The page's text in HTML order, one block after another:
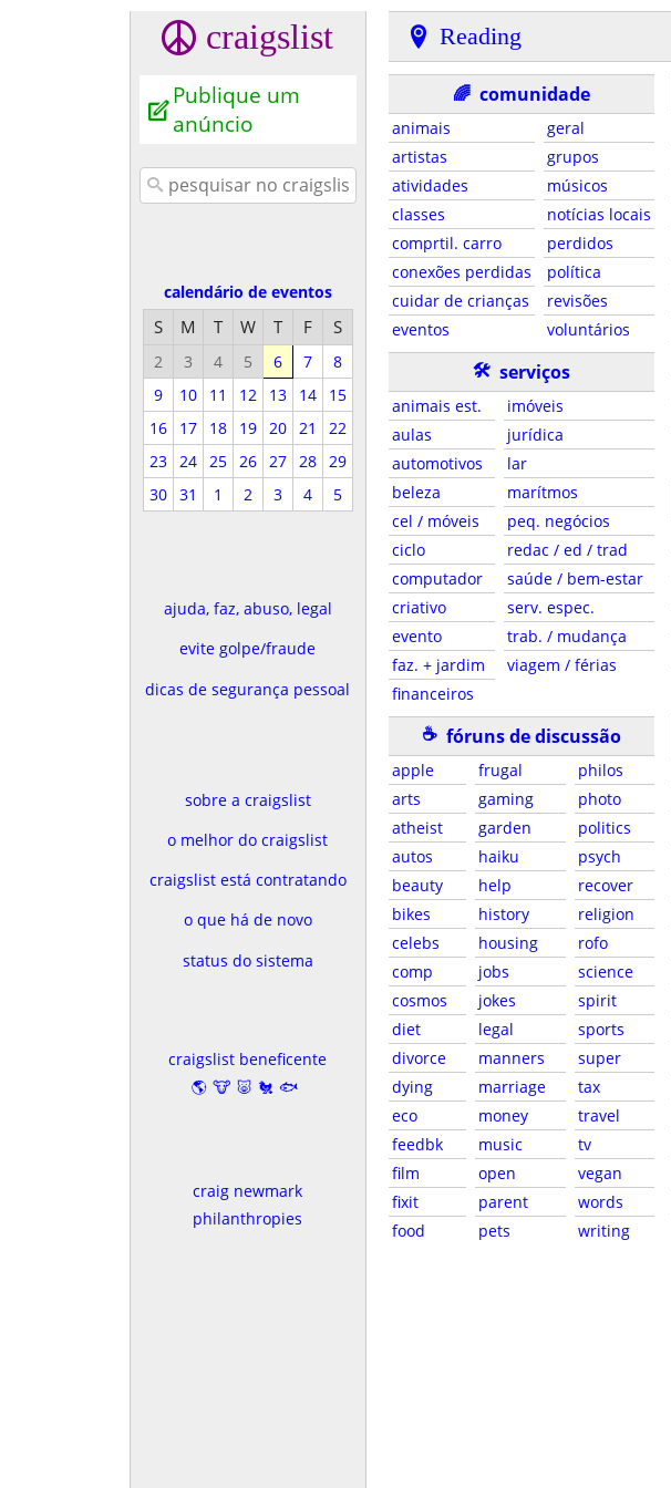
craigslist
Publique um
anúncio
calendário de eventos
S M T W T F S
2 3 4 5 6 7
8
9
10 11 12 13 14
15
16
17 18 19 20 21
22
23
24 25 26 27 28
29
30
31 1 2 3 4 5
ajuda, faz, abuso, legal
evite golpe/fraude
dicas de segurança pessoal
sobre a craigslist
o melhor do craigslist
craigslist está contratando
o que há de novo
status do sistema
craigslist beneficente
🌎🐮🐷🐔🐟
craig newmark
philanthropies
Reading
🌈 comunidade
animais
artistas
atividades
classes
comprtil. carro
conexões perdidas
cuidar de crianças
eventos
geral
grupos
músicos
notícias locais
perdidos
política
revisões
voluntários
🛠 serviços
animais est.
aulas
automotivos
beleza
cel / móveis
ciclo
computador
criativo
evento
faz. + jardim
financeiros
imóveis
jurídica
lar
marítmos
peq. negócios
redac / ed / trad
saúde / bem-estar
serv. espec.
trab. / mudança
viagem / férias
☕ fóruns de discussão
apple
arts
atheist
autos
beauty
bikes
celebs
comp
cosmos
diet
divorce
dying
eco
feedbk
film
fixit
food
frugal
gaming
garden
haiku
help
history
housing
jobs
jokes
legal
manners
marriage
money
music
open
parent
pets
philos
photo
politics
psych
recover
religion
rofo
science
spirit
sports
super
tax
travel
tv
vegan
words
writing